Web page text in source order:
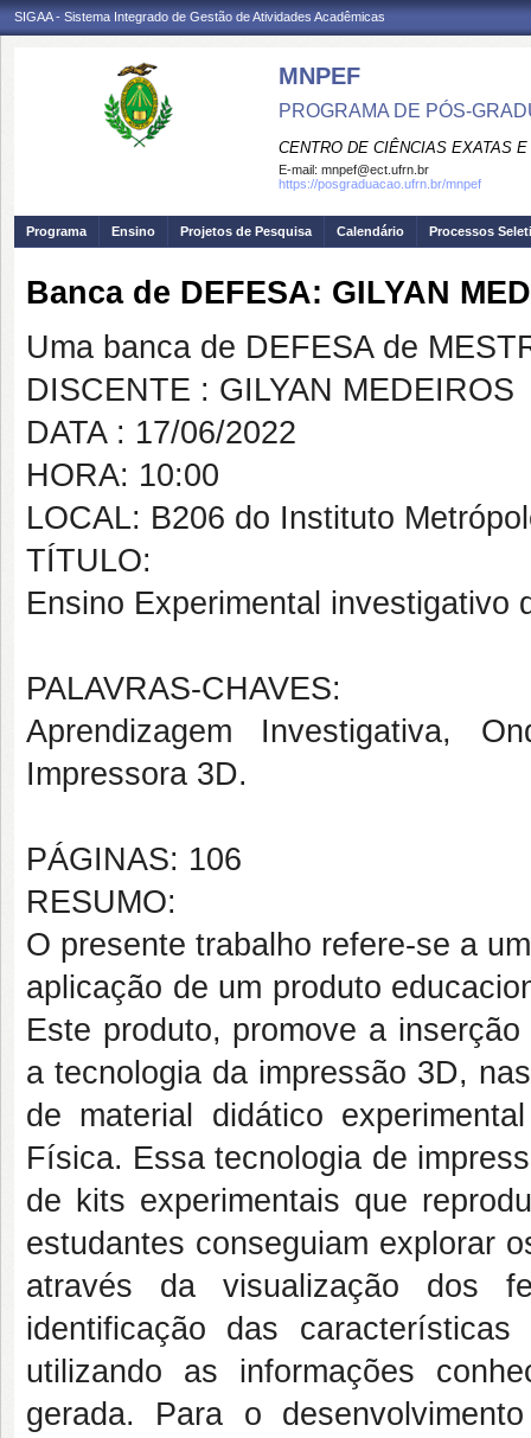
SIGAA - Sistema Integrado de Gestão de Atividades Acadêmicas
MNPEF
PROGRAMA DE PÓS-
CENTRO DE CIÊNCIAS EXATAS
E-mail: mnpef@ect.ufrn.br
https://posgraduacao.ufrn.br/mnpef
Programa Ensino Projetos de Pesquisa Calendário Processos
Banca de DEFESA: GILYAN
Uma banca de DEFESA de
DISCENTE : GILYAN MEDEIROS
DATA : 17/06/2022
HORA: 10:00
LOCAL: B206 do Instituto
TÍTULO:
Ensino Experimental investigativo
PALAVRAS-CHAVES:
Aprendizagem Investigativa,
Impressora 3D.
PÁGINAS: 106
RESUMO:
O presente trabalho refere-se a
aplicação de um produto
Este produto, promove a
a tecnologia da impressão 3D,
de material didático
Física. Essa tecnologia de
de kits experimentais que
estudantes conseguiam explorar
através da visualização dos
identificação das
utilizando as informações
gerada. Para o